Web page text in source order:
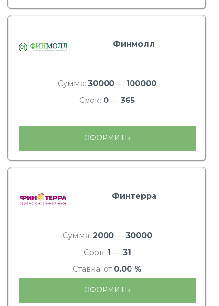
Финмолл
Сумма: 30000 — 100000
Срок: 0 — 365
ОФОРМИТЬ
Финтерра
Сумма: 2000— 30000
Срок: 1 — 31
Ставка: от 0.00 %
ОФОРМИТЬ